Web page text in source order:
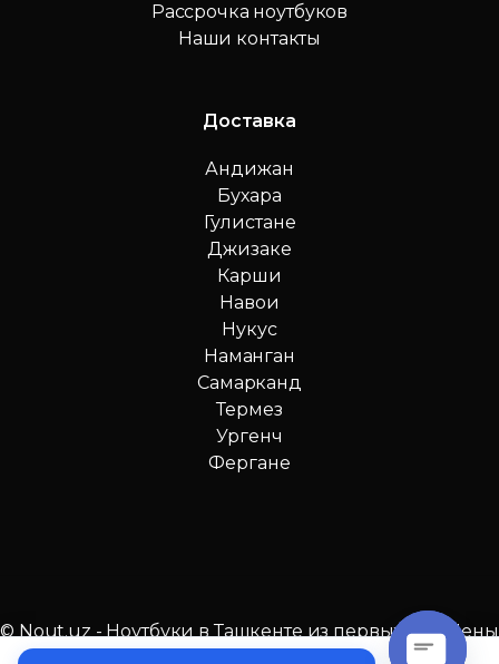
Рассрочка ноутбуков
Наши контакты
Доставка
Андижан
Бухара
Гулистане
Джизаке
Карши
Навои
Нукус
Наманган
Самарканд
Термез
Ургенч
Фергане
© Nout.uz - Ноутбуки в Ташкенте из первых рук. Цены